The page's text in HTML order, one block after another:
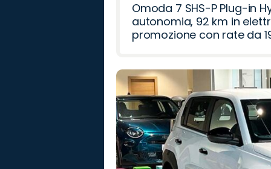
Omoda 7 SHS-P Plug-in
autonomia, 92 km in
promozione con rate da